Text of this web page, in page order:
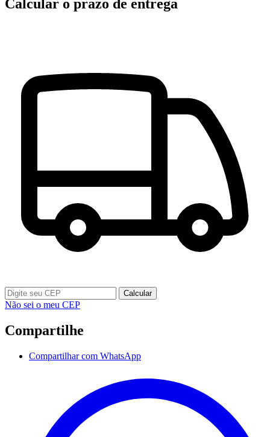
Calcular o prazo de entrega
Calcular
Não sei o meu CEP
Compartilhe
Compartilhar com WhatsApp